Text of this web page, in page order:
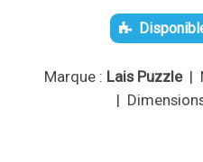
Marque : Lais Puzzle|
|